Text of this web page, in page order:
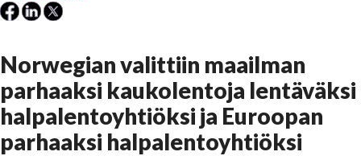
Norwegian valittiin maailman
parhaaksi kaukolentoja lentäväksi
halpalentoyhtiöksi ja Euroopan
parhaaksi halpalentoyhtiöksi